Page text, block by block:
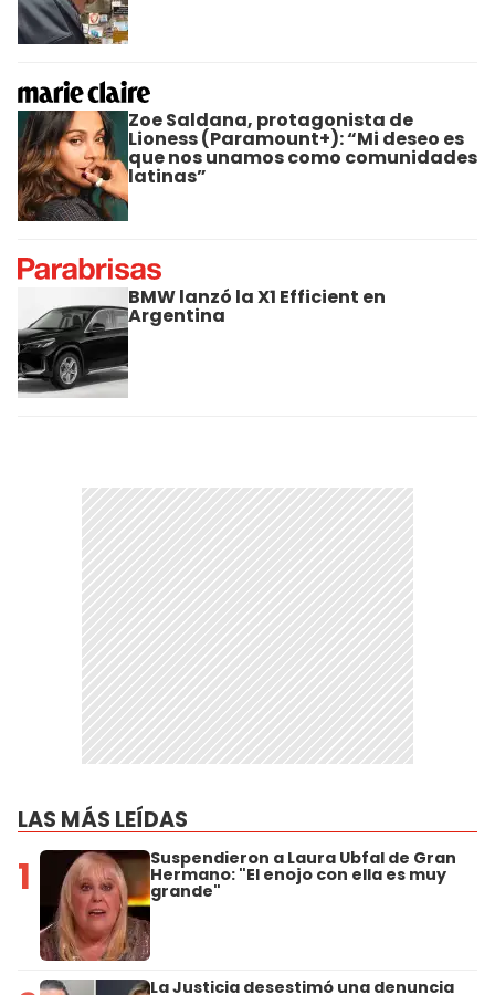
Zoe Saldana, protagonista de
Lioness (Paramount+): “Mi deseo es
que nos unamos como comunidades
latinas”
BMW lanzó la X1 Efficient en
Argentina
LAS MÁS LEÍDAS
1 Suspendieron a Laura Ubfal de Gran
Hermano: "El enojo con ella es muy
grande"
La Justicia desestimó una denuncia